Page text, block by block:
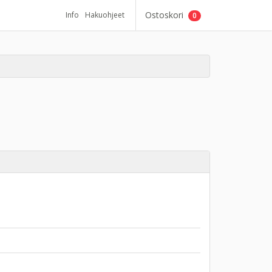
Info Hakuohjeet Ostoskori 0